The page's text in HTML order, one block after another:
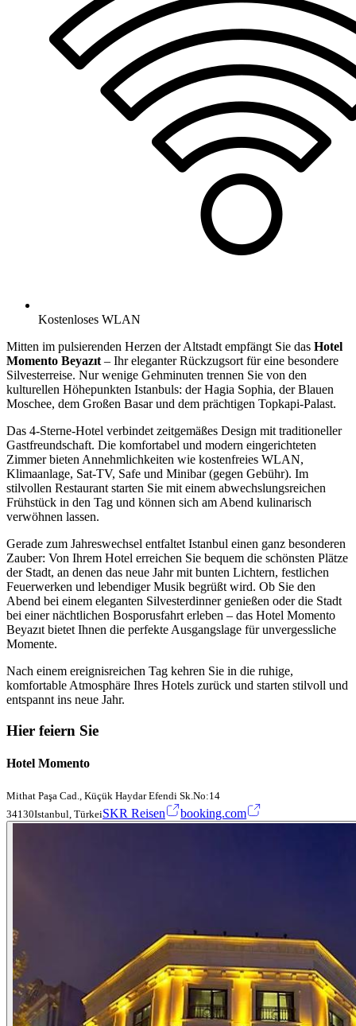
Kostenloses WLAN
Mitten im pulsierenden Herzen der Altstadt empfängt Sie das Hotel
Momento Beyazıt – Ihr eleganter Rückzugsort für eine besondere
Silvesterreise. Nur wenige Gehminuten trennen Sie von den
kulturellen Höhepunkten Istanbuls: der Hagia Sophia, der Blauen
Moschee, dem Großen Basar und dem prächtigen Topkapi-Palast.
Das 4-Sterne-Hotel verbindet zeitgemäßes Design mit traditioneller
Gastfreundschaft. Die komfortabel und modern eingerichteten
Zimmer bieten Annehmlichkeiten wie kostenfreies WLAN,
Klimaanlage, Sat-TV, Safe und Minibar (gegen Gebühr). Im
stilvollen Restaurant starten Sie mit einem abwechslungsreichen
Frühstück in den Tag und können sich am Abend kulinarisch
verwöhnen lassen.
Gerade zum Jahreswechsel entfaltet Istanbul einen ganz besonderen
Zauber: Von Ihrem Hotel erreichen Sie bequem die schönsten Plätze
der Stadt, an denen das neue Jahr mit bunten Lichtern, festlichen
Feuerwerken und lebendiger Musik begrüßt wird. Ob Sie den
Abend bei einem eleganten Silvesterdinner genießen oder die Stadt
bei einer nächtlichen Bosporusfahrt erleben – das Hotel Momento
Beyazıt bietet Ihnen die perfekte Ausgangslage für unvergessliche
Momente.
Nach einem ereignisreichen Tag kehren Sie in die ruhige,
komfortable Atmosphäre Ihres Hotels zurück und starten stilvoll und
entspannt ins neue Jahr.
Hier feiern Sie
Hotel Momento
Mithat Paşa Cad., Küçük Haydar Efendi Sk.No:14
34130Istanbul, TürkeiSKR Reisen booking.com